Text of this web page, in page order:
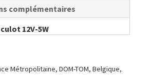
complémentaires
12V-5W
Métropolitaine, DOM-TOM, Belgique,